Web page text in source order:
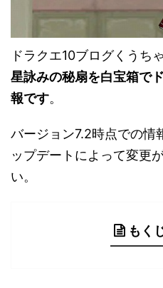
ドラクエ10ブログくうち
星詠みの秘扇を白宝箱で
報です。
バージョン7.2時点での情
ップデートによって変更
い。
もく